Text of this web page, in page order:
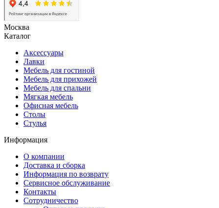
Москва
Каталог
Аксессуары
Лавки
Мебель для гостиной
Мебель для прихожей
Мебель для спальни
Мягкая мебель
Офисная мебель
Столы
Стулья
Информация
О компании
Доставка и сборка
Информация по возврату
Сервисное обслуживание
Контакты
Сотрудничество